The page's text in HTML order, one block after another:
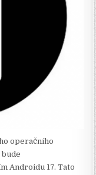
operačního
Androidu 17. Tato